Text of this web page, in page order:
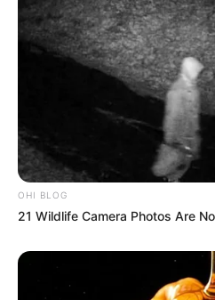
OHI BLOG
21 Wildlife Camera Photos Are